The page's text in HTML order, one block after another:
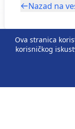
Nazad na
Ova stranica
korisničkog